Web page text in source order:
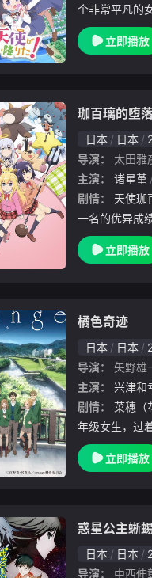
个非常平凡的
法和人正常的
着华丽的
立即播放
直美 日笠阳子 佐藤元 花
珈百璃的堕
日本 日本
导演：
太田雅
主演：
诸星堇
剧情：
一名的优异成
多彩生活。在
事给人类带来
立即播放
橘色奇迹
日本 日本
导演：
矢野雄
主演：
兴津和
剧情：
年级女生，过
到了一封神秘
10年后的菜穗
立即播放
惑星公主蜥
日本 日本
导演：
中西伸